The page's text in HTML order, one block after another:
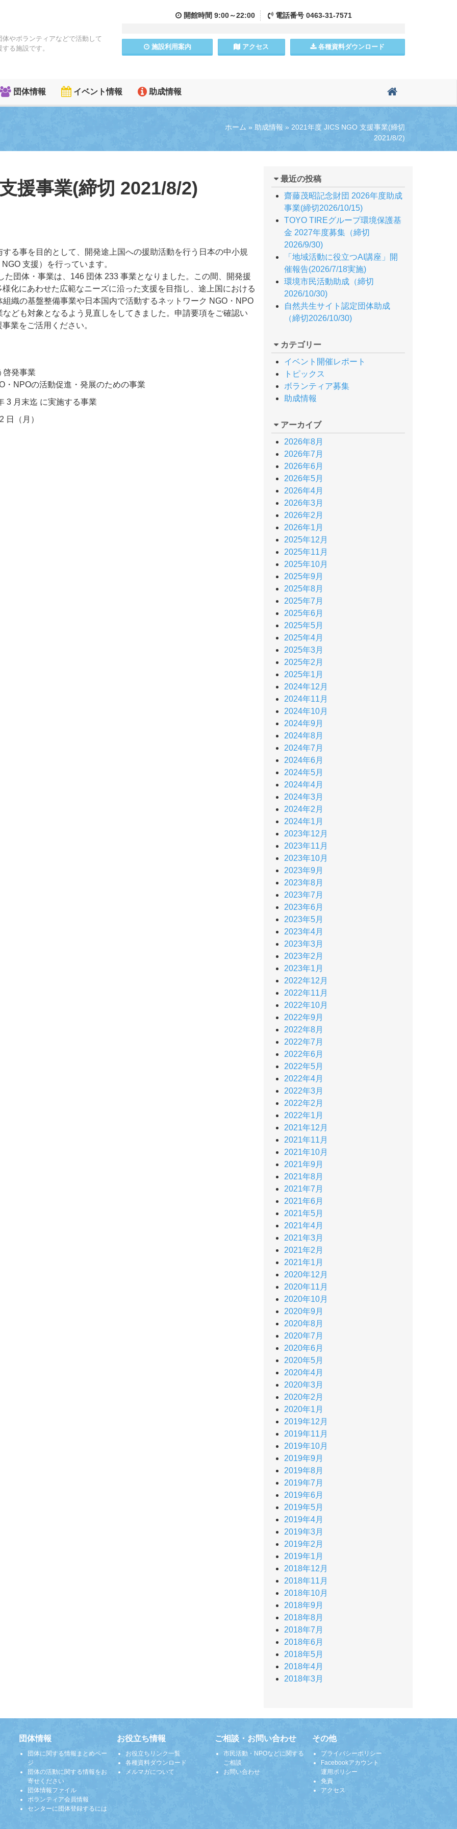
やボランティアなどで活動して
る施設です。
開館時間 9:00～22:00 電話番号0463-31-7571
施設利用案内 アクセス 各種資料ダウンロード
団体情報 イベント情報 助成情報
ホーム » 助成情報 » 2021年度 JICS NGO 支援事業(締切
2021/8/2)
援事業(締切 2021/8/2)
る事を目的として、開発途上国への援助活動を行う日本の中小規
支援）を行っています。
団体・事業は、146 団体 233 事業となりました。この間、開発援
化にあわせた広範なニーズに沿った支援を目指し、途上国における
織の基盤整備事業や日本国内で活動するネットワーク NGO・NPO
ども対象となるよう見直しをしてきました。申請要項をご確認い
業をご活用ください。
啓発事業
・NPOの活動促進・発展のための事業
月末迄 に実施する事業
（月）
最近の投稿
齋藤茂昭記念財団 2026年度助成
事業(締切2026/10/15)
TOYO TIREグループ環境保護基
金 2027年度募集（締切
2026/9/30)
「地域活動に役立つAI講座」開
催報告(2026/7/18実施)
環境市民活動助成（締切
2026/10/30)
自然共生サイト認定団体助成
（締切2026/10/30)
カテゴリー
イベント開催レポート
トピックス
ボランティア募集
助成情報
アーカイブ
2026年8月
2026年7月
2026年6月
2026年5月
2026年4月
2026年3月
2026年2月
2026年1月
2025年12月
2025年11月
2025年10月
2025年9月
2025年8月
2025年7月
2025年6月
2025年5月
2025年4月
2025年3月
2025年2月
2025年1月
2024年12月
2024年11月
2024年10月
2024年9月
2024年8月
2024年7月
2024年6月
2024年5月
2024年4月
2024年3月
2024年2月
2024年1月
2023年12月
2023年11月
2023年10月
2023年9月
2023年8月
2023年7月
2023年6月
2023年5月
2023年4月
2023年3月
2023年2月
2023年1月
2022年12月
2022年11月
2022年10月
2022年9月
2022年8月
2022年7月
2022年6月
2022年5月
2022年4月
2022年3月
2022年2月
2022年1月
2021年12月
2021年11月
2021年10月
2021年9月
2021年8月
2021年7月
2021年6月
2021年5月
2021年4月
2021年3月
2021年2月
2021年1月
2020年12月
2020年11月
2020年10月
2020年9月
2020年8月
2020年7月
2020年6月
2020年5月
2020年4月
2020年3月
2020年2月
2020年1月
2019年12月
2019年11月
2019年10月
2019年9月
2019年8月
2019年7月
2019年6月
2019年5月
2019年4月
2019年3月
2019年2月
2019年1月
2018年12月
2018年11月
2018年10月
2018年9月
2018年8月
2018年7月
2018年6月
2018年5月
2018年4月
2018年3月
団体情報
団体に関する情報まとめペー
ジ
団体の活動に関する情報をお
寄せください
団体情報ファイル
ボランティア会員情報
センターに団体登録するには
お役立ち情報
お役立ちリンク一覧
各種資料ダウンロード
メルマガについて
ご相談・お問い合わせ
市民活動・NPOなどに関する
ご相談
お問い合わせ
その他
プライバシーポリシー
Facebookアカウント
運用ポリシー
免責
アクセス